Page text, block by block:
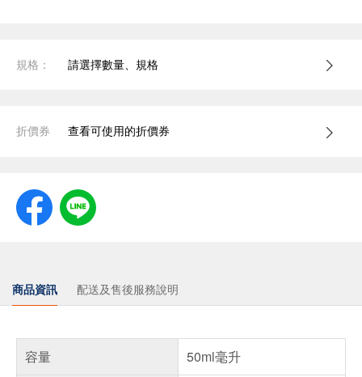
規格： 請選擇數量、規格
折價券 查看可使用的折價券
商品資訊 配送及售後服務說明
容量
50ml毫升